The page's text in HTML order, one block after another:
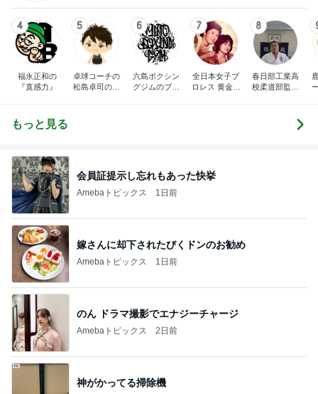
4
福永正和の
『直感力』
5
卓球コーチの
松島卓司のブ
6
六島ボクシン
グジムのブロ
7
全日本女子プ
ロレス 黄金伝
8
春日部工業高
校柔道部監督
もっと見る
会員証提示し忘れもあった快挙
Amebaトピックス 1日前
嫁さんに却下されたびくドンのお勧め
Amebaトピックス 1日前
のん ドラマ撮影でエナジーチャージ
Amebaトピックス 2日前
神がかってる掃除機